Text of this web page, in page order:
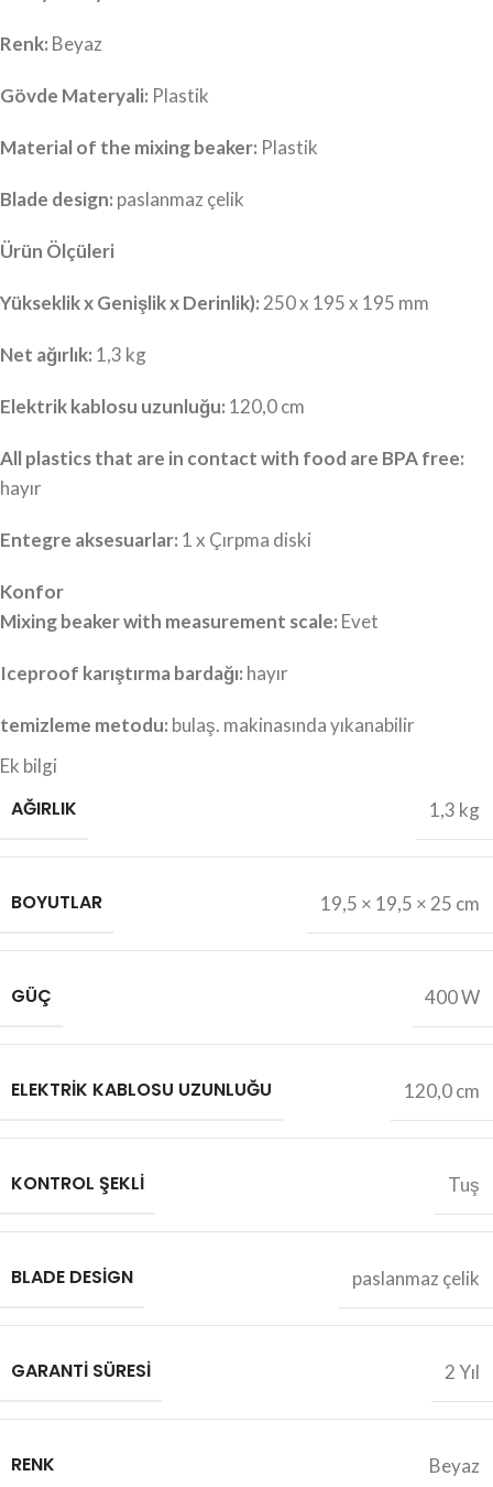
Renk: Beyaz
Gövde Materyali: Plastik
Material of the mixing beaker: Plastik
Blade design: paslanmaz çelik
Ürün Ölçüleri
Yükseklik x Genişlik x Derinlik): 250 x 195 x 195 mm
Net ağırlık: 1,3 kg
Elektrik kablosu uzunluğu: 120,0 cm
All plastics that are in contact with food are BPA free:
hayır
Entegre aksesuarlar: 1 x Çırpma diski
Konfor
Mixing beaker with measurement scale: Evet
Iceproof karıştırma bardağı: hayır
temizleme metodu: bulaş. makinasında yıkanabilir
Ek bilgi
AĞIRLIK 1,3 kg
BOYUTLAR 19,5 × 19,5 × 25 cm
GÜÇ 400 W
ELEKTRIK KABLOSU UZUNLUĞU 120,0 cm
KONTROL ŞEKLI Tuş
BLADE DESIGN paslanmaz çelik
GARANTI SÜRESI 2 Yıl
RENK
Beyaz